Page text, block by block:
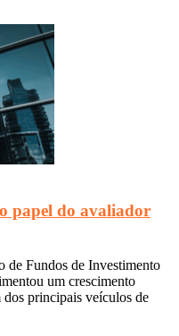
papel do avaliador
de Fundos de Investimento
um crescimento
principais veículos de